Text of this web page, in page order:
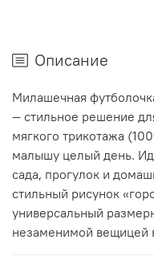
Описание
Милашечная
— стильное решение
мягкого трикотажа
малышу целый день.
сада, прогулок и
стильный рисунок
универсальный
незаменимой вещицей